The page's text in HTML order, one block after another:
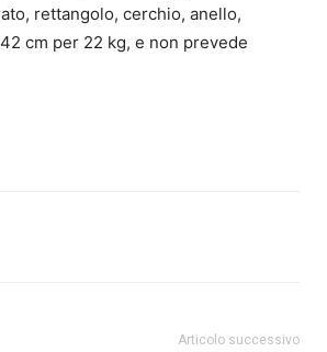
rettangolo, cerchio, anello,
cm per 22 kg, e non prevede
Articolo successivo